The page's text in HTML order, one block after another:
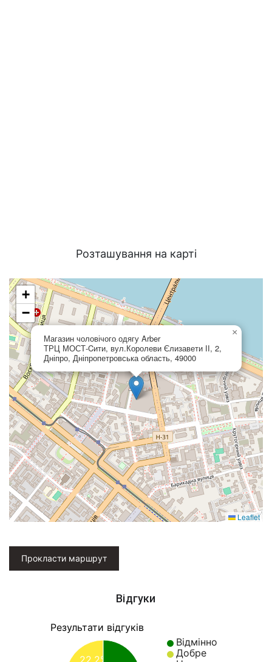
Розташування на карті
Магазин чоловічого одягу Arber
ТРЦ МОСТ-Cити, вул.Королеви Єлизавети ІІ, 2,
Дніпро, Дніпропетровська область, 49000
×
+
−
Leaflet
Прокласти маршрут
Відгуки
Результати відгуків
Відмінно
Добре